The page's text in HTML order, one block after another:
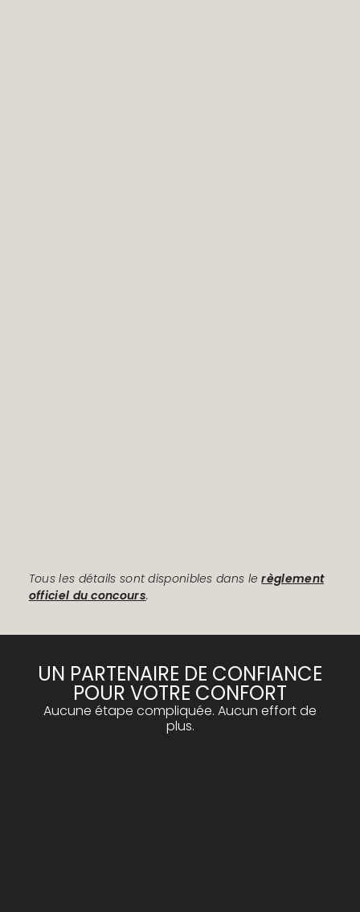
Tous les détails sont disponibles dans lerèglement
officiel du concours.
UN PARTENAIRE DE CONFIANCE
POUR VOTRE CONFORT
Aucune étape compliquée. Aucun effort de
plus.